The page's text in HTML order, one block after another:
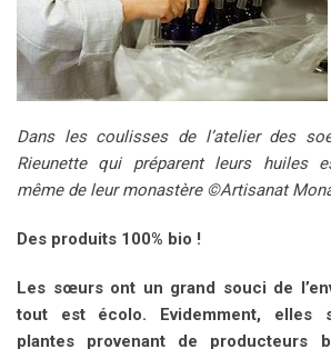
Dans les coulisses de l’atelier des
Rieunette qui préparent leurs huiles
même de leur monastère ©Artisanat
Des produits 100% bio !
Les sœurs ont un grand souci de
tout est écolo. Evidemment, elles
plantes provenant de producteurs